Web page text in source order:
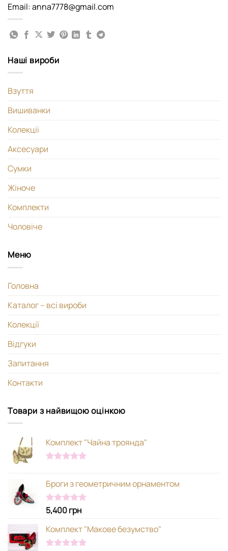
Email: anna7778@gmail.com
Наші вироби
Взуття
Вишиванки
Колекціі
Аксесуари
Сумки
Жіноче
Комплекти
Чоловіче
Меню
Головна
Каталог – всі вироби
Колекції
Відгуки
Запитання
Контакти
Товари з найвищою оцінкою
Комплект "Чайна троянда"
Броги з геометричним орнаментом
Оцінено в
з 5
5,400грн
Комплект "Макове безумство"